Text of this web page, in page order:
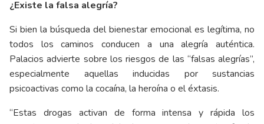
¿Existe la falsa alegría?
Si bien la búsqueda del bienestar emocional es legítima, no
todos los caminos conducen a una alegría auténtica.
Palacios advierte sobre los riesgos de las “falsas alegrías”,
especialmente aquellas inducidas por sustancias
psicoactivas como la cocaína, la heroína o el éxtasis.
“Estas drogas activan de forma intensa y rápida los